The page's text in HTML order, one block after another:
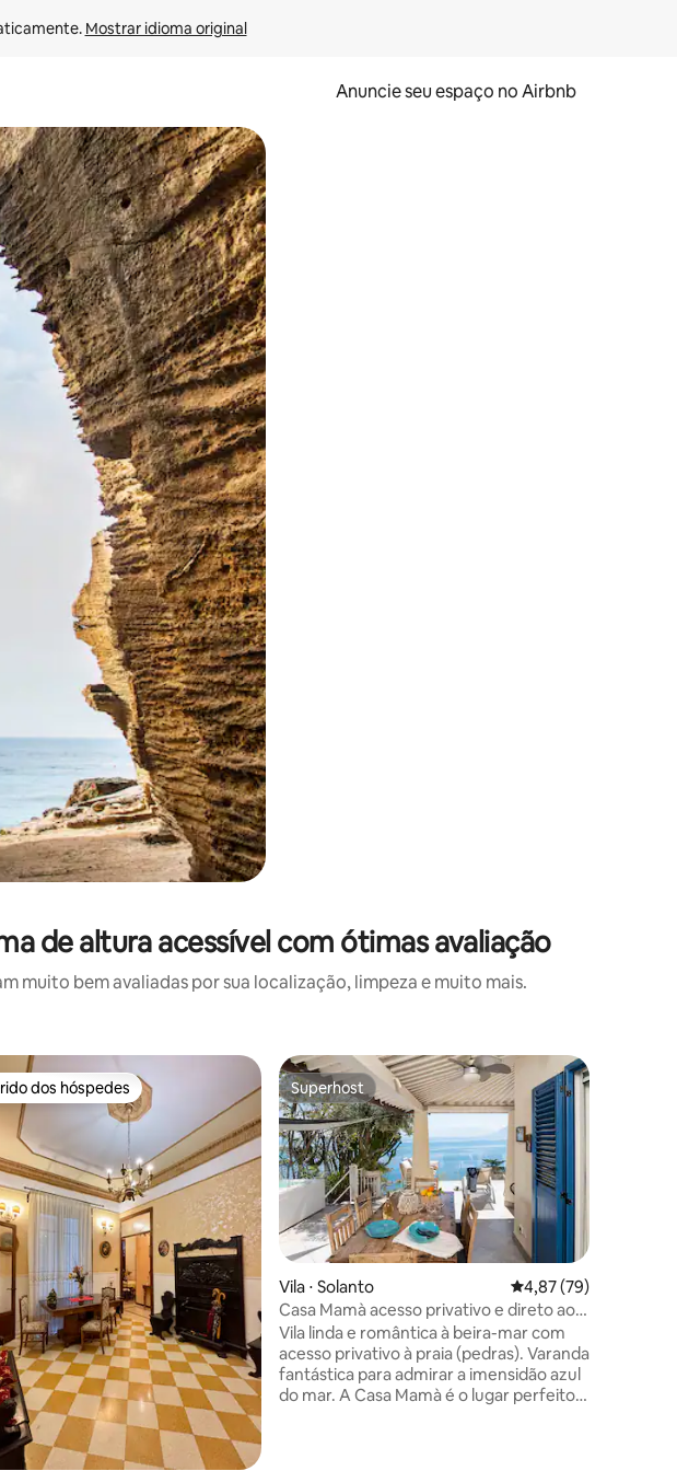
Mostrar idioma original
Anuncie seu espaço no Airbnb
do teclado ou tocando e deslizando o dedo na tela.
de altura acessível com ótimas avaliação
muito bem avaliadas por sua localização, limpeza e muito mais.
média de 5, 293 avaliações
dos hóspedes
dos hóspedes Superhost
Superhost
Vila ⋅ Solanto 4,87 de uma
4,87 (79)
Casa Mamà acesso privativo e direto ao
mar
Vila linda e romântica à beira-mar com
acesso privativo à praia (pedras). Varanda
fantástica para admirar a imensidão azul
do mar. A Casa Mamà é o lugar perfeito